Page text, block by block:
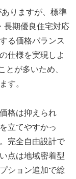
りますが、標準
長期優良住宅対応
る価格バランス
仕様を実現しよ
とが多いため、
す。
格は抑えられ
立てやすかっ
完全自由設計で
点は地域密着型
ション追加で総